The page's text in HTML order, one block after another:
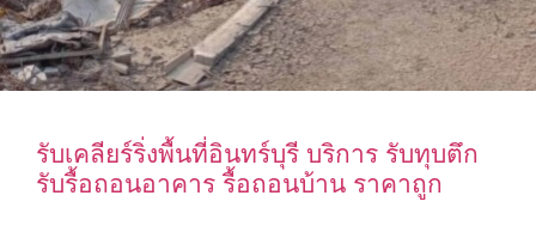
รับเคลียร์ริ่งพื้นที่อินทร์บุรี บริการ รับทุบตึก
รับรื้อถอนอาคาร รื้อถอนบ้าน ราคาถูก